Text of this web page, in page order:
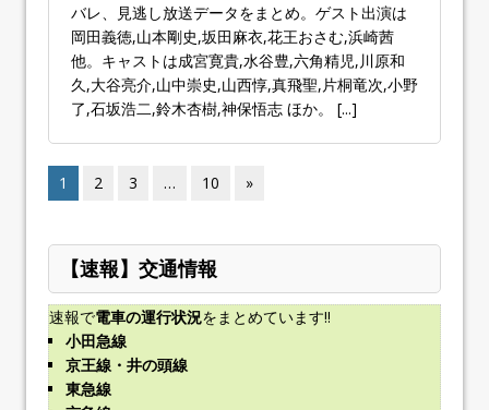
バレ、見逃し放送データをまとめ。ゲスト出演は
岡田義徳,山本剛史,坂田麻衣,花王おさむ,浜崎茜
他。キャストは成宮寛貴,水谷豊,六角精児,川原和
久,大谷亮介,山中崇史,山西惇,真飛聖,片桐竜次,小野
了,石坂浩二,鈴木杏樹,神保悟志 ほか。 [...]
1 2 3 … 10 »
【速報】交通情報
速報で電車の運行状況をまとめています!!
小田急線
京王線・井の頭線
東急線